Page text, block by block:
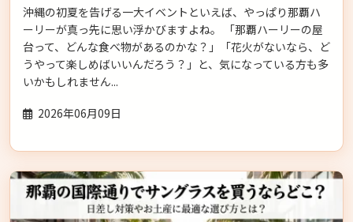
沖縄の初夏を告げる一大イベントといえば、やっぱり那覇ハ
ーリーが真っ先に思い浮かびますよね。 「那覇ハーリーの屋
台って、どんな食べ物があるのかな？」「花火がないなら、ど
うやって楽しめばいいんだろう？」と、気になっている方も多
いかもしれません...
2026年06月09日